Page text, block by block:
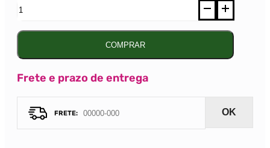
Pedregal
Merlot-
Tinto
quantidade
COMPRAR
Frete e prazo de entrega
OK